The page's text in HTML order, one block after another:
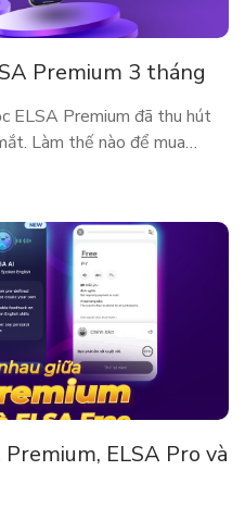
Premium 3 tháng
ELSA Premium đã thu hút
Làm thế nào để mua
ELSA Pro và